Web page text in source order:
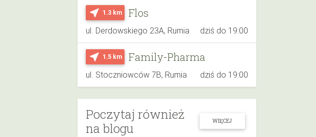
near_me 1.3 km Flos
ul. Derdowskiego 23A, Rumia dziś do 19:00
near_me 1.5 km Family-Pharma
ul. Stoczniowców 7B, Rumia dziś do 19:00
Poczytaj również
na blogu
WIĘCEJ